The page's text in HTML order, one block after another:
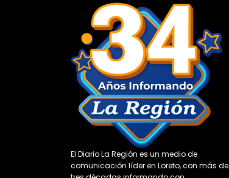
El Diario La Región es un medio de
comunicación líder en Loreto, con más de